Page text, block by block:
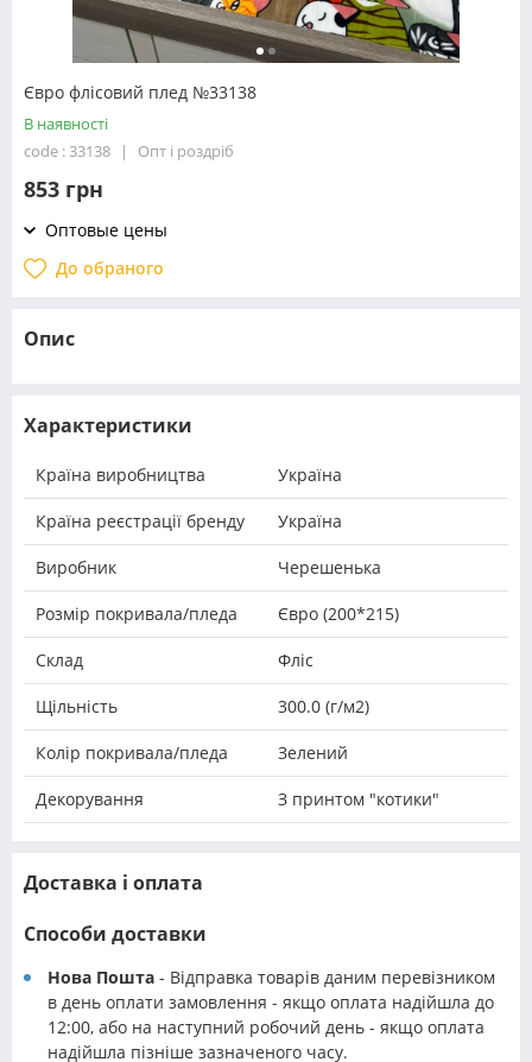
Євро флісовий плед №33138
В наявності
code : 33138
Опт і роздріб
853 грн
Оптовые цены
До обраного
Опис
Характеристики
Країна виробництва Україна
Країна реєстрації бренду Україна
Виробник Черешенька
Розмір покривала/пледа Євро (200*215)
Склад Фліс
Щільність 300.0 (г/м2)
Колір покривала/пледа Зелений
Декорування З принтом "котики"
Доставка і оплата
Способи доставки
Нова Пошта - Відправка товарів даним перевізником
в день оплати замовлення - якщо оплата надійшла до
12:00, або на наступний робочий день - якщо оплата
надійшла пізніше зазначеного часу.